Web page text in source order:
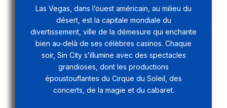
Las Vegas, dans l’ouest américain, au milieu du
désert, est la capitale mondiale du
divertissement, ville de la démesure qui enchante
bien au-delà de ses célèbres casinos. Chaque
soir, Sin City s’illumine avec des spectacles
grandioses, dont les productions
époustouflantes du Cirque du Soleil, des
concerts, de la magie et du cabaret.